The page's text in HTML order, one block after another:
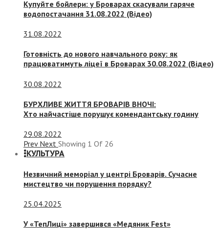
Купуйте бойлери: у Броварах скасували гаряче
водопостачання 31.08.2022 (Відео)
31.08.2022
Готовність до нового навчального року: як
працюватимуть ліцеї в Броварах 30.08.2022 (Відео)
30.08.2022
БУРХЛИВЕ ЖИТТЯ БРОВАРІВ ВНОЧІ:
Хто найчастіше порушує комендантську годину
29.08.2022
Prev Next Showing 1 Of 26
КУЛЬТУРА
Незвичний меморіал у центрі Броварів. Сучасне
мистецтво чи порушення порядку?
25.04.2025
У «ТепЛиці» завершився «Медяник Fest»